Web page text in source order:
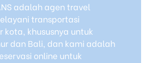
adalah agen travel
transportasi
khususnya untuk
dan Bali, dan kami adalah
online untuk